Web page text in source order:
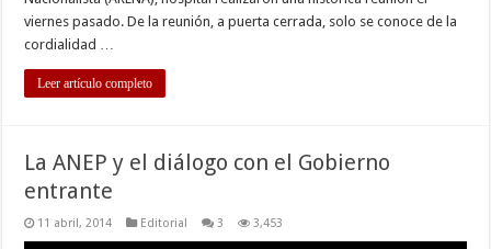
viernes pasado. De la reunión, a puerta cerrada, solo se conoce de la
cordialidad …
Leer artículo completo
La ANEP y el diálogo con el Gobierno
entrante
11 abril, 2014 Editorial 3 3,453